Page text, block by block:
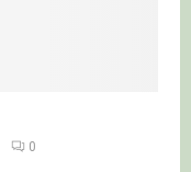
0